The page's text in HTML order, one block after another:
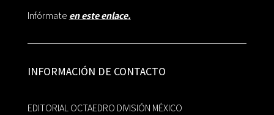
Infórmate en este enlace.
INFORMACIÓN DE CONTACTO
EDITORIAL OCTAEDRO DIVISIÓN MÉXICO